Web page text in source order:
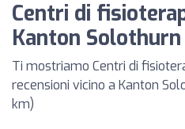
Centri di
Kanton Solothurn
Ti mostriamo Centri di
recensioni vicino a Kanton
km)